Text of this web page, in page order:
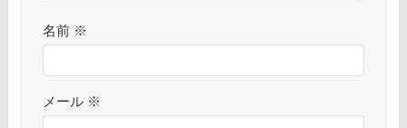
名前 ※
メール ※